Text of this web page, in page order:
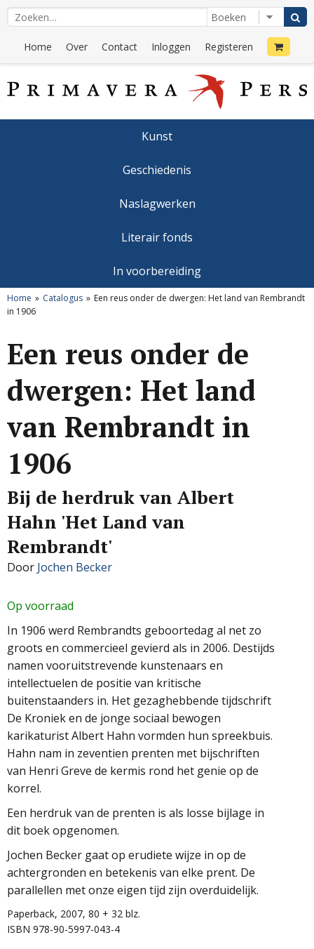
Home Over Contact Inloggen Registeren
Kunst
Geschiedenis
Naslagwerken
Literair fonds
In voorbereiding
Home Catalogus
Een reus onder de dwergen: Het land van Rembrandt
in 1906
Een reus onder de
dwergen: Het land
van Rembrandt in
1906
Bij de herdruk van Albert
Hahn 'Het Land van
Rembrandt'
Door Jochen Becker
Op voorraad
In 1906 werd Rembrandts geboortedag al net zo
groots en commercieel gevierd als in 2006. Destijds
namen vooruitstrevende kunstenaars en
intellectuelen de positie van kritische
buitenstaanders in. Het gezaghebbende tijdschrift
De Kroniek en de jonge sociaal bewogen
karikaturist Albert Hahn vormden hun spreekbuis.
Hahn nam in zeventien prenten met bijschriften
van Henri Greve de kermis rond het genie op de
korrel.
Een herdruk van de prenten is als losse bijlage in
dit boek opgenomen.
Jochen Becker gaat op erudiete wijze in op de
achtergronden en betekenis van elke prent. De
parallellen met onze eigen tijd zijn overduidelijk.
Paperback, 2007, 80 + 32 blz.
ISBN 978-90-5997-043-4